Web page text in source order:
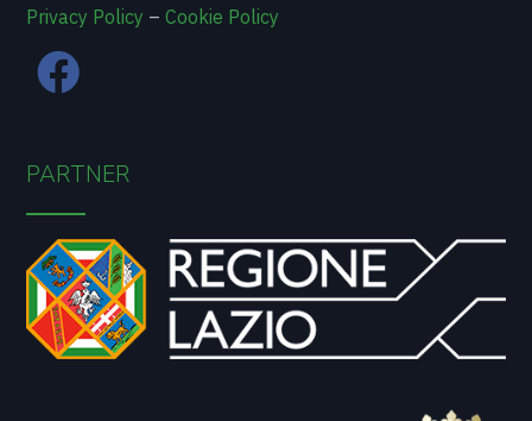
Privacy Policy –Cookie Policy
PARTNER